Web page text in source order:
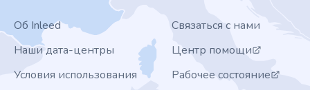
Об Inleed
Наши дата-центры
Условия использования
Связаться с нами
Центр помощи
Рабочее состояние